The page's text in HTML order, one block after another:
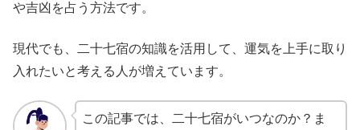
や吉凶を占う方法です。
現代でも、二十七宿の知識を活用して、運気を上手に取り
入れたいと考える人が増えています。
この記事では、二十七宿がいつなのか？ま